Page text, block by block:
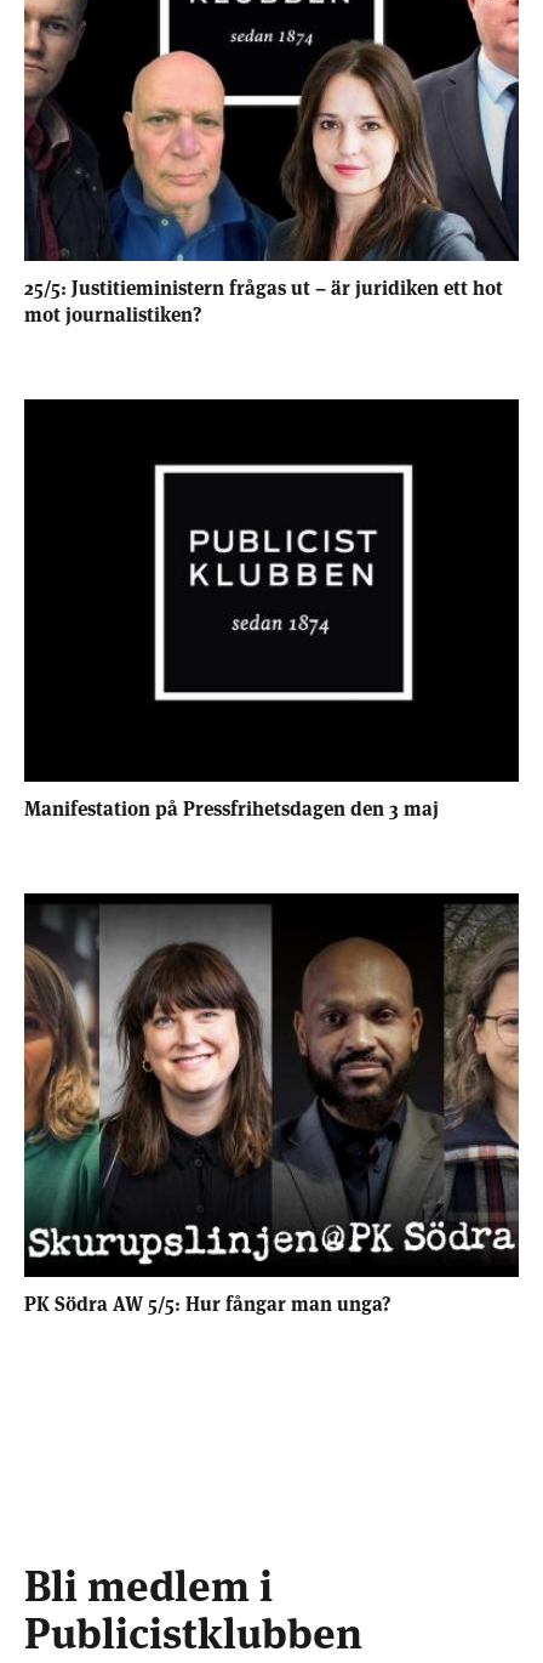
25/5: Justitieministern frågas ut – är juridiken ett hot
mot journalistiken?
Manifestation på Pressfrihetsdagen den 3 maj
PK Södra AW 5/5: Hur fångar man unga?
Bli medlem i
Publicistklubben